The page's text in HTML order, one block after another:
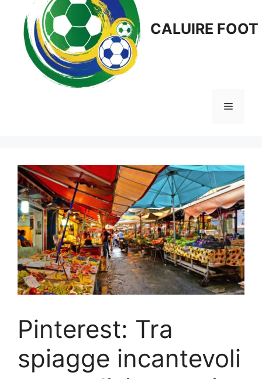
CALUIRE FOOT
Menu
Pinterest: Tra
spiagge incantevoli